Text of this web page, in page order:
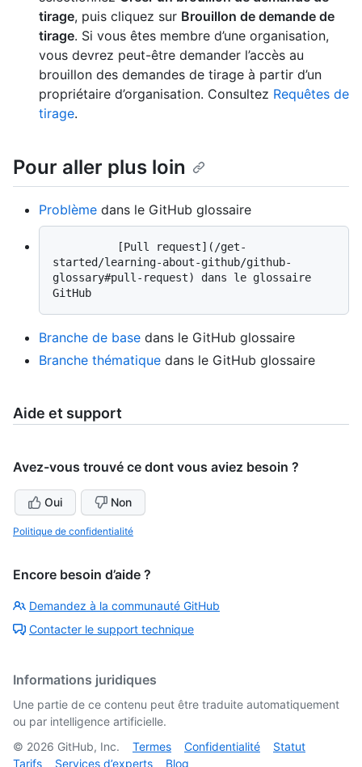
tirage, puis cliquez sur Brouillon de demande de
tirage. Si vous êtes membre d’une organisation,
vous devrez peut-être demander l’accès au
brouillon des demandes de tirage à partir d’un
propriétaire d’organisation. Consultez Requêtes de
tirage.
Pour aller plus loin
Problème dans le GitHub glossaire
started/learning-about-github/github-
glossary#pull-request) dans le glossaire
Branche de base dans le GitHub glossaire
Branche thématique dans le GitHub glossaire
Aide et support
Avez-vous trouvé ce dont vous aviez besoin ?
Oui Non
Politique de confidentialité
Encore besoin d’aide ?
Demandez à la communauté GitHub
Contacter le support technique
Informations juridiques
Une partie de ce contenu peut être traduite automatiquement
ou par intelligence artificielle.
© 2026 GitHub, Inc. Termes Confidentialité
Statut
Tarifs
Services d’experts Blog